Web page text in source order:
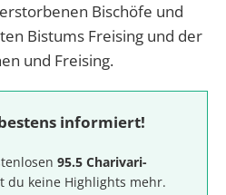
Bischöfe und
Bistums Freising und der
und Freising.
informiert!
95.5 Charivari-
du keine Highlights mehr.